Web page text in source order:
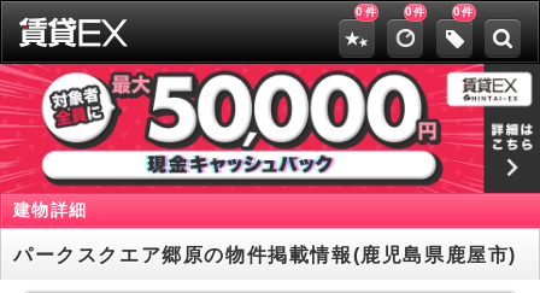
0 件 0件 0件
建物詳細
パークスクエア郷原の物件掲載情報(鹿児島県鹿屋市)